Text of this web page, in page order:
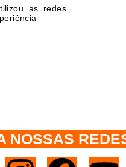
as redes
NOSSAS